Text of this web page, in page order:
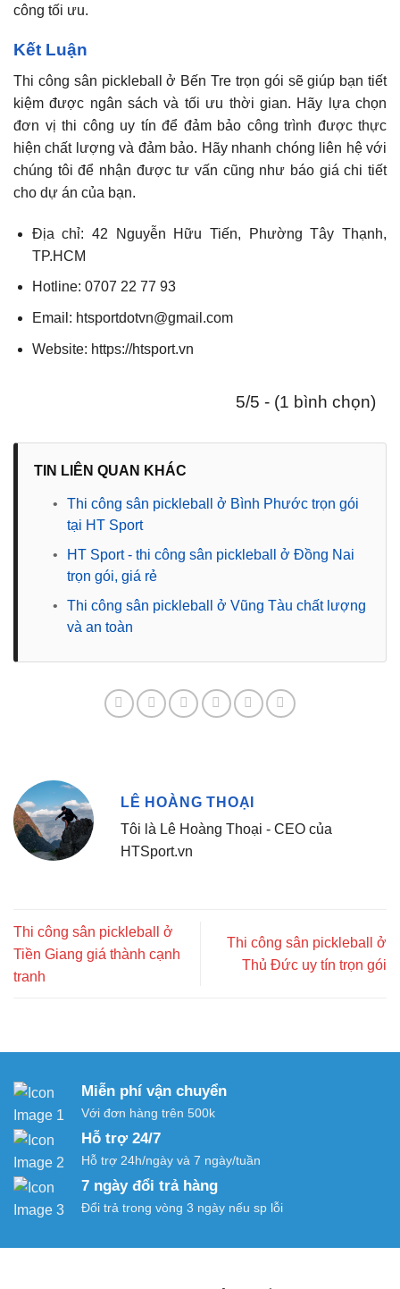
công tối ưu.
Kết Luận
Thi công sân pickleball ở Bến Tre trọn gói sẽ giúp bạn tiết
kiệm được ngân sách và tối ưu thời gian. Hãy lựa chọn
đơn vị thi công uy tín để đảm bảo công trình được thực
hiện chất lượng và đảm bảo. Hãy nhanh chóng liên hệ với
chúng tôi để nhận được tư vấn cũng như báo giá chi tiết
cho dự án của bạn.
Địa chỉ: 42 Nguyễn Hữu Tiến, Phường Tây Thạnh,
TP.HCM
Hotline: 0707 22 77 93
Email: htsportdotvn@gmail.com
Website: https://htsport.vn
5/5 - (1 bình chọn)
TIN LIÊN QUAN KHÁC
•
Thi công sân pickleball ở Bình Phước trọn gói
tại HT Sport
•
HT Sport - thi công sân pickleball ở Đồng Nai
trọn gói, giá rẻ
•
Thi công sân pickleball ở Vũng Tàu chất lượng
và an toàn
LÊ HOÀNG THOẠI
Tôi là Lê Hoàng Thoại - CEO của
HTSport.vn
Thi công sân pickleball ở
Tiền Giang giá thành cạnh
tranh
Thi công sân pickleball ở
Thủ Đức uy tín trọn gói
Miễn phí vận chuyển
Với đơn hàng trên 500k
Hỗ trợ 24/7
Hỗ trợ 24h/ngày và 7 ngày/tuần
7 ngày đổi trả hàng
Đổi trả trong vòng 3 ngày nếu sp lỗi